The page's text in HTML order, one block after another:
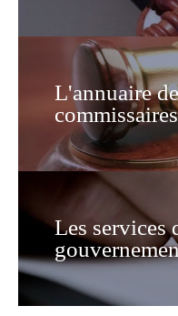
L'annuaire
Les services